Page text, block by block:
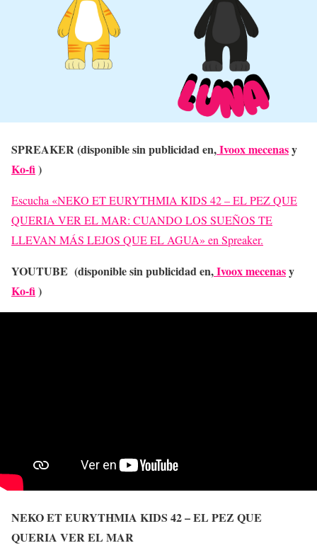
SPREAKER (disponible sin publicidad en,Ivoox mecenasy
Ko-fi)
Escucha «NEKO ET EURYTHMIA KIDS 42 – EL PEZ QUE
QUERIA VER EL MAR: CUANDO LOS SUEÑOS TE
LLEVAN MÁS LEJOS QUE EL AGUA» en Spreaker.
YOUTUBE (disponible sin publicidad en,Ivoox mecenasy
Ko-fi)
NEKO ET EURYTHMIA KIDS 42 – EL PEZ QUE
QUERIA VER EL MAR